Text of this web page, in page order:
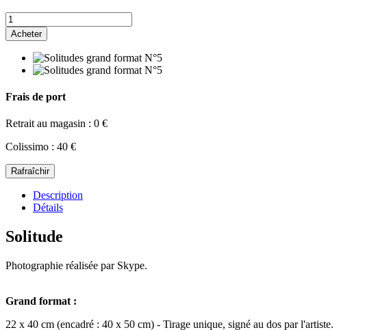
Acheter
Frais de port
Retrait au magasin : 0 €
Colissimo : 40 €
Description
Détails
Solitude
Photographie réalisée par Skype.
Grand format :
22 x 40 cm (encadré : 40 x 50 cm) - Tirage unique, signé au dos par l'artiste.